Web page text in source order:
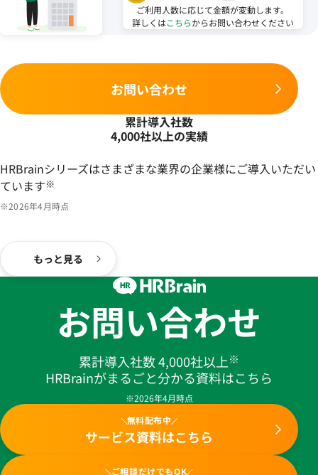
ご利用人数に応じて金額が変動します。
詳しくはこちらからお問い合わせください
お問い合わせ
累計導入社数
4,000社以上の実績
HRBrainシリーズはさまざまな業界の企業様にご導入いただい
ています※
※2026年4月時点
もっと見る
お問い合わせ
累計導入社数 4,000社以上※
HRBrainがまるごと分かる資料はこちら
※2026年4月時点
無料配布中
サービス資料はこちら
ご相談だけでもOK